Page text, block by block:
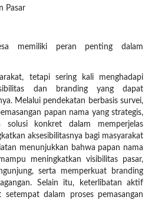
Pasar
memiliki peran penting dalam
tetapi sering kali menghadapi
dan branding yang dapat
Melalui pendekatan berbasis survei,
papan nama yang strategis,
solusi konkret dalam memperjelas
aksesibilitasnya bagi masyarakat
menunjukkan bahwa papan nama
meningkatkan visibilitas pasar,
serta memperkuat branding
Selain itu, keterlibatan aktif
setempat dalam proses pemasangan